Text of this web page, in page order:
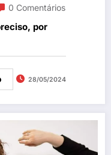
0 Comentários
por
28/05/2024